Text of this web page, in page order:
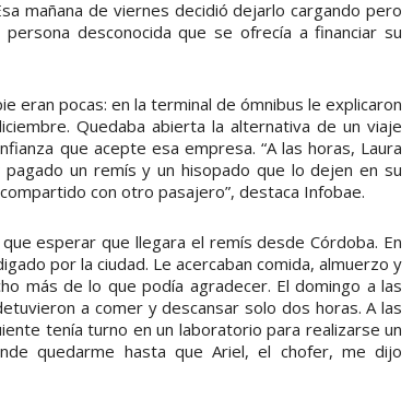
mañana de viernes decidió dejarlo cargando pero
desconocida que se ofrecía a financiar su
eran pocas: en la terminal de ómnibus le explicaron
Quedaba abierta la alternativa de un viaje
que acepte esa empresa. “A las horas, Laura
un remís y un hisopado que lo dejen en su
con otro pasajero”, destaca Infobae.
esperar que llegara el remís desde Córdoba. En
por la ciudad. Le acercaban comida, almuerzo y
más de lo que podía agradecer. El domingo a las
a comer y descansar solo dos horas. A las
tenía turno en un laboratorio para realizarse un
quedarme hasta que Ariel, el chofer, me dijo